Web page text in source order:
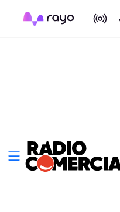
On Air